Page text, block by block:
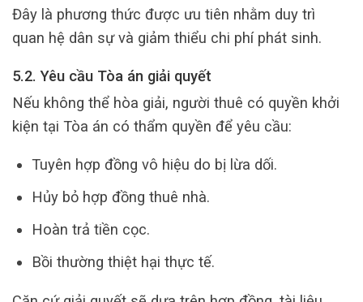
Đây là phương thức được ưu tiên nhằm duy trì
quan hệ dân sự và giảm thiểu chi phí phát sinh.
5.2. Yêu cầu Tòa án giải quyết
Nếu không thể hòa giải, người thuê có quyền khởi
kiện tại Tòa án có thẩm quyền để yêu cầu:
Tuyên hợp đồng vô hiệu do bị lừa dối.
Hủy bỏ hợp đồng thuê nhà.
Hoàn trả tiền cọc.
Bồi thường thiệt hại thực tế.